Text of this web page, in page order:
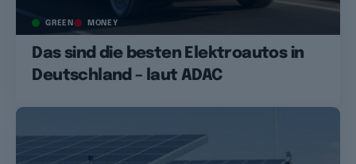
GREEN MONEY
Das sind die besten Elektroautos in
Deutschland – laut ADAC